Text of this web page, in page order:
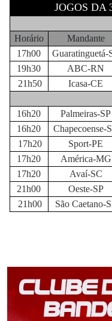
JOGOS DA
Horário
Mandante
17h00
Guaratinguetá-
19h30
ABC-RN
21h50
Icasa-CE
16h20
Palmeiras-SP
16h20
Chapecoense-
17h20
Sport-PE
17h20
América-MG
17h20
Avaí-SC
21h00
Oeste-SP
21h00
São Caetano-